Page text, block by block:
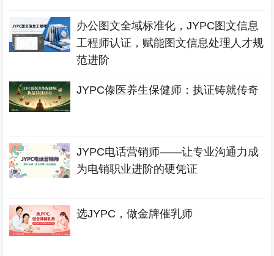
办公图文全域标准化，JYPC图文信息
工程师认证，赋能图文信息处理人才规
范进阶
JYPC傣医养生保健师：执证铸就传奇
JYPC电话营销师——让专业沟通力成
为电销职业进阶的硬凭证
选JYPC，做金牌催乳师